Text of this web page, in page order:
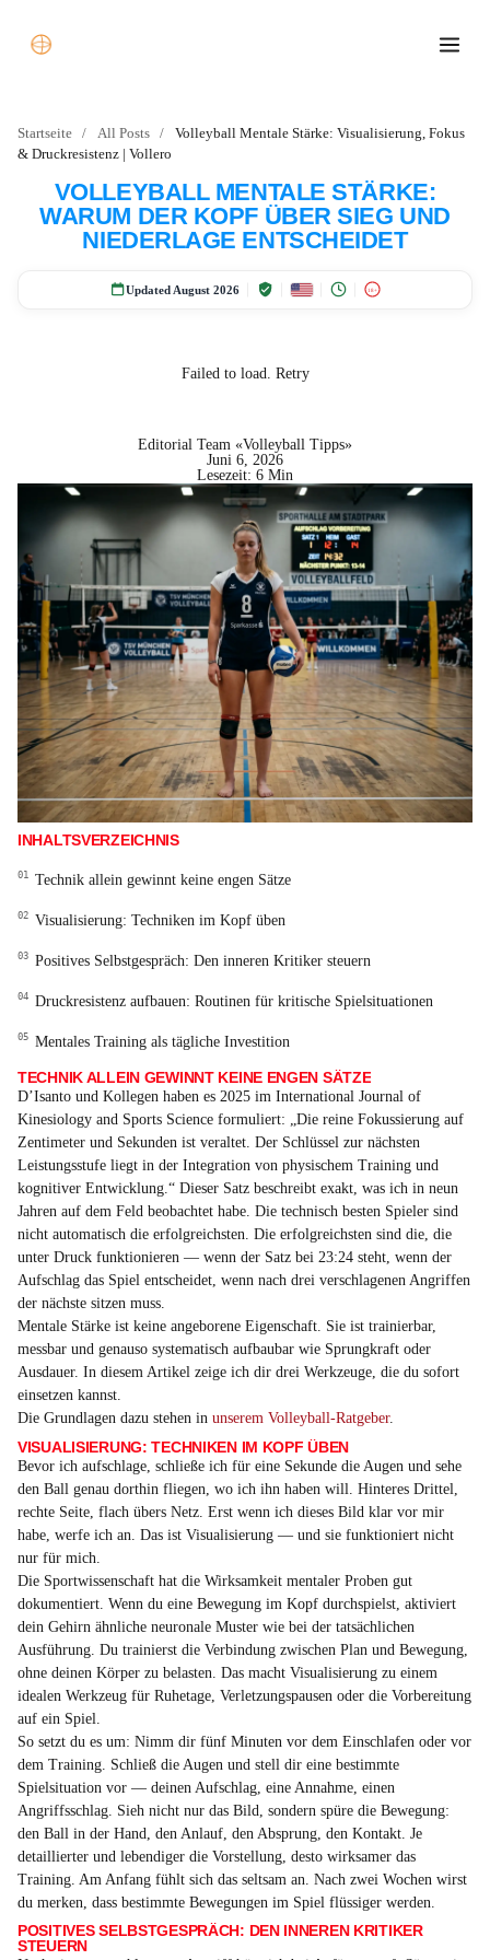
Startseite / All Posts /
Volleyball Mentale Stärke: Visualisierung, Fokus
& Druckresistenz | Vollero
VOLLEYBALL MENTALE STÄRKE:
WARUM DER KOPF ÜBER SIEG UND
NIEDERLAGE ENTSCHEIDET
Updated August 2026 18+
Failed to load. Retry
Editorial Team «Volleyball Tipps»
Juni 6, 2026
Lesezeit: 6 Min
INHALTSVERZEICHNIS
Technik allein gewinnt keine engen Sätze
Visualisierung: Techniken im Kopf üben
Positives Selbstgespräch: Den inneren Kritiker steuern
Druckresistenz aufbauen: Routinen für kritische Spielsituationen
Mentales Training als tägliche Investition
TECHNIK ALLEIN GEWINNT KEINE ENGEN SÄTZE
D’Isanto und Kollegen haben es 2025 im International Journal of
Kinesiology and Sports Science formuliert: „Die reine Fokussierung auf
Zentimeter und Sekunden ist veraltet. Der Schlüssel zur nächsten
Leistungsstufe liegt in der Integration von physischem Training und
kognitiver Entwicklung.“ Dieser Satz beschreibt exakt, was ich in neun
Jahren auf dem Feld beobachtet habe. Die technisch besten Spieler sind
nicht automatisch die erfolgreichsten. Die erfolgreichsten sind die, die
unter Druck funktionieren — wenn der Satz bei 23:24 steht, wenn der
Aufschlag das Spiel entscheidet, wenn nach drei verschlagenen Angriffen
der nächste sitzen muss.
Mentale Stärke ist keine angeborene Eigenschaft. Sie ist trainierbar,
messbar und genauso systematisch aufbaubar wie Sprungkraft oder
Ausdauer. In diesem Artikel zeige ich dir drei Werkzeuge, die du sofort
einsetzen kannst.
Die Grundlagen dazu stehen in unserem Volleyball-Ratgeber.
VISUALISIERUNG: TECHNIKEN IM KOPF ÜBEN
Bevor ich aufschlage, schließe ich für eine Sekunde die Augen und sehe
den Ball genau dorthin fliegen, wo ich ihn haben will. Hinteres Drittel,
rechte Seite, flach übers Netz. Erst wenn ich dieses Bild klar vor mir
habe, werfe ich an. Das ist Visualisierung — und sie funktioniert nicht
nur für mich.
Die Sportwissenschaft hat die Wirksamkeit mentaler Proben gut
dokumentiert. Wenn du eine Bewegung im Kopf durchspielst, aktiviert
dein Gehirn ähnliche neuronale Muster wie bei der tatsächlichen
Ausführung. Du trainierst die Verbindung zwischen Plan und Bewegung,
ohne deinen Körper zu belasten. Das macht Visualisierung zu einem
idealen Werkzeug für Ruhetage, Verletzungspausen oder die Vorbereitung
auf ein Spiel.
So setzt du es um: Nimm dir fünf Minuten vor dem Einschlafen oder vor
dem Training. Schließ die Augen und stell dir eine bestimmte
Spielsituation vor — deinen Aufschlag, eine Annahme, einen
Angriffsschlag. Sieh nicht nur das Bild, sondern spüre die Bewegung:
den Ball in der Hand, den Anlauf, den Absprung, den Kontakt. Je
detaillierter und lebendiger die Vorstellung, desto wirksamer das
Training. Am Anfang fühlt sich das seltsam an. Nach zwei Wochen wirst
du merken, dass bestimmte Bewegungen im Spiel flüssiger werden.
POSITIVES SELBSTGESPRÄCH: DEN INNEREN KRITIKER
STEUERN